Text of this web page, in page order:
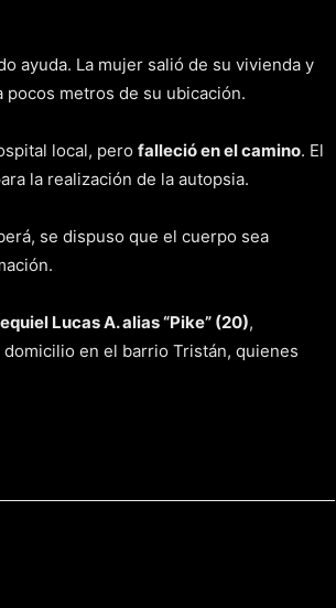
ayuda. La mujer salió de su vivienda y
pocos metros de su ubicación.
local, pero falleció en el camino. El
la realización de la autopsia.
se dispuso que el cuerpo sea
Lucas A. alias “Pike” (20),
domicilio en el barrio Tristán, quienes